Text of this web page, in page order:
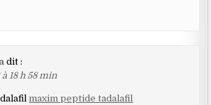
dit :
18 h 58 min
maxim peptide tadalafil